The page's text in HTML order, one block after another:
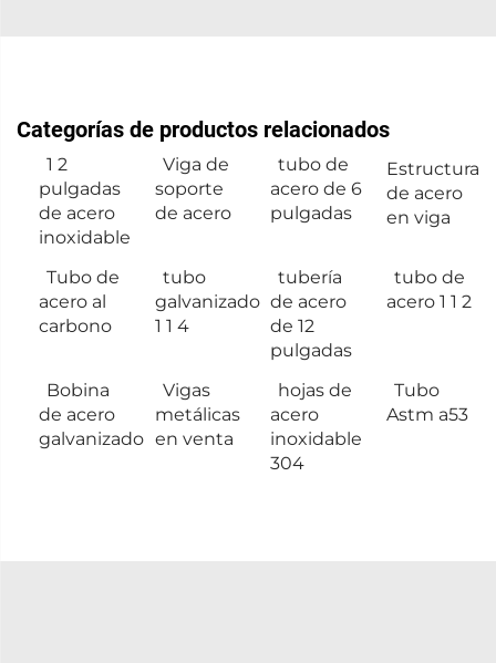
Categorías de productos relacionados
1 2
pulgadas
de acero
inoxidable
Viga de
soporte
de acero
tubo de
acero de 6
pulgadas
Estructura
de acero
en viga
Tubo de
acero al
carbono
tubo
galvanizado
1 1 4
tubería
de acero
de 12
pulgadas
tubo de
acero 1 1 2
Bobina
de acero
galvanizado
Vigas
metálicas
en venta
hojas de
acero
inoxidable
304
Tubo
Astm a53